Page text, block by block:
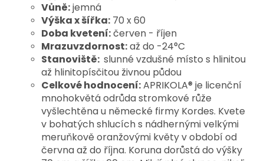
Vůně:jemná
Výška x šířka: 70 x 60
Doba kvetení:červen - říjen
Mrazuvzdornost:až do -24°C
Stanoviště: slunné vzdušné místo s hlinitou
až hlinitopísčitou živnou půdou
Celkové hodnocení:APRIKOLA® je licenční
mnohokvětá odrůda stromkové růže
vyšlechtěna u německé firmy Kordes. Kvete
v bohatých shlucích s nádhernými velkými
meruňkově oranžovými květy v období od
června až do října. Koruna dorůstá do výšky